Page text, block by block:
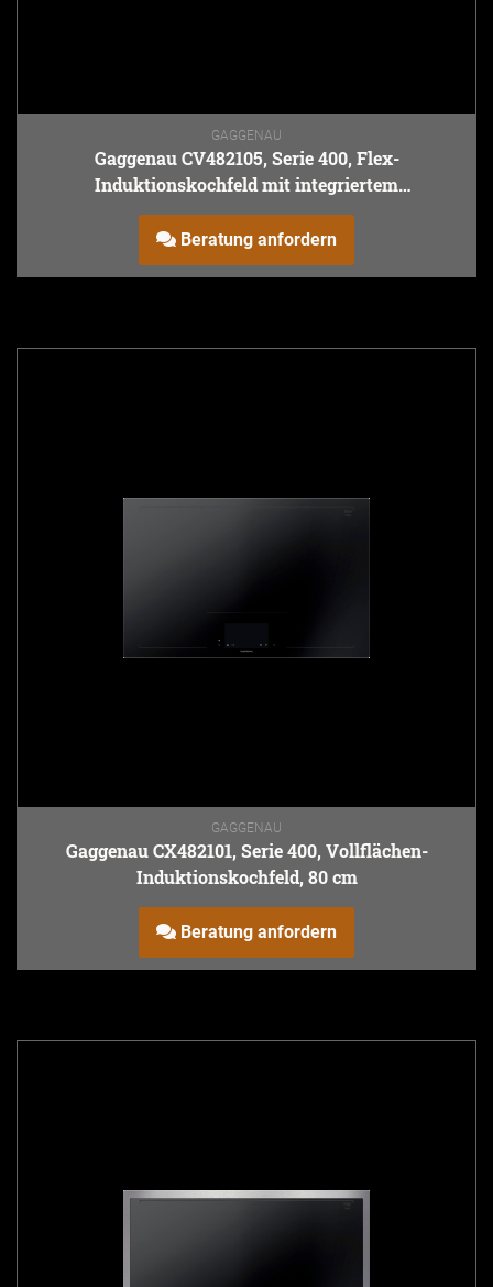
GAGGENAU
Gaggenau CV482105, Serie 400, Flex-
Induktionskochfeld mit integriertem
Lüftungssystem, 80 cm
Beratung anfordern
GAGGENAU
Gaggenau CX482101, Serie 400, Vollflächen-
Induktionskochfeld, 80 cm
Beratung anfordern